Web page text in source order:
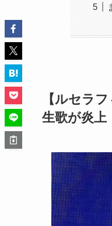
【ルセラ
生歌が炎上